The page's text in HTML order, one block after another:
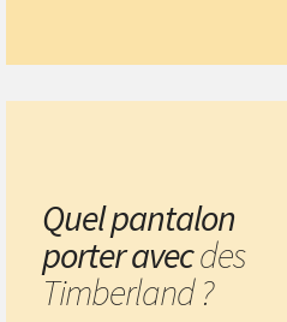
Quel pantalon
porter avecdes
Timberland ?